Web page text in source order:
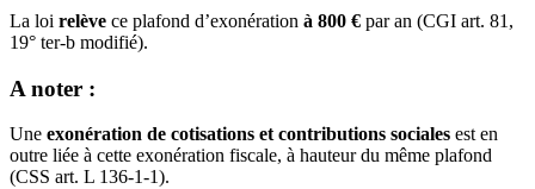
La loi relève ce plafond d’exonération à 800 € par an (CGI art. 81,
19° ter-b modifié).
A noter :
Une exonération de cotisations et contributions sociales est en
outre liée à cette exonération fiscale, à hauteur du même plafond
(CSS art. L 136-1-1).